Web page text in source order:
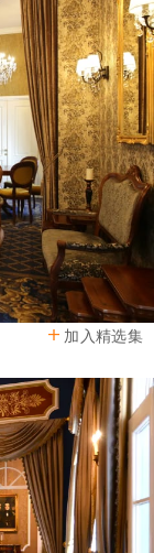
加入精选集